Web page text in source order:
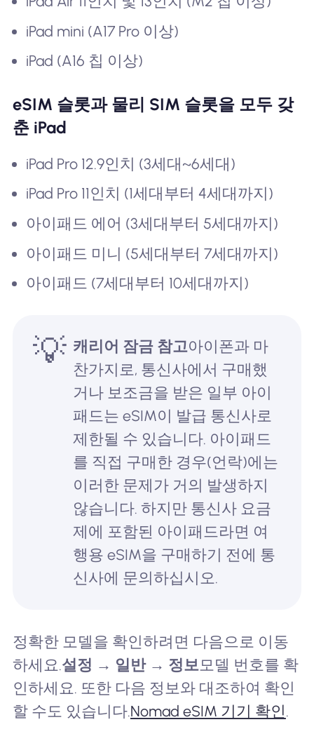
iPad mini (A17 Pro 이상)
iPad (A16 칩 이상)
eSIM 슬롯과 물리 SIM 슬롯을 모두 갖
춘 iPad
iPad Pro 12.9인치 (3세대~6세대)
iPad Pro 11인치 (1세대부터 4세대까지)
아이패드 에어 (3세대부터 5세대까지)
아이패드 미니 (5세대부터 7세대까지)
아이패드 (7세대부터 10세대까지)
💡 캐리어 잠금 참고아이폰과 마
찬가지로, 통신사에서 구매했
거나 보조금을 받은 일부 아이
패드는 eSIM이 발급 통신사로
제한될 수 있습니다. 아이패드
를 직접 구매한 경우(언락)에는
이러한 문제가 거의 발생하지
않습니다. 하지만 통신사 요금
제에 포함된 아이패드라면 여
행용 eSIM을 구매하기 전에 통
신사에 문의하십시오.
정확한 모델을 확인하려면 다음으로 이동
하세요.설정 → 일반 → 정보 모델 번호를 확
인하세요. 또한 다음 정보와 대조하여 확인
할 수도 있습니다.Nomad eSIM 기기 확인.